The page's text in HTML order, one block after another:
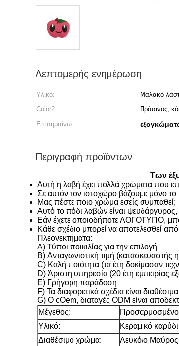
Λεπτομερής ενημέρωση
Υλικό: Μαλακό
Color2:
Πράσινος,
Επισημαίνω:
Περιγραφή προϊόντων
Των
Αυτή η λαβή έχει πολλά χρώματα που
Σε αυτόν τον ιστοχώρο βάζουμε μόνο το
Μας πέστε ποιο χρώμα εσείς συμπαθεί;
Αυτό το πόδι λαβών είναι
Εάν έχετε οποιοδήποτε ΛΟΓΟΤΥΠΟ,
Κάθε σχέδιο μπορεί να αποτελεσθεί
Πλεονεκτήματα:
A) Τύποι ποικιλίας για την επιλογή
B) Ανταγωνιστική τιμή
C) Καλή ποιότητα (τα έτη δοκίμασαν
D) Άριστη υπηρεσία (20 έτη εμπειρίας
E) Γρήγορη παράδοση
F) Τα διαφορετικά σχέδια είναι
G) Ο cOem, διαταγές ODM είναι
Μέγεθος:
Υλικό:
Κεραμικό
Διαθέσιμο χρώμα:
Λευκό/ο Μαύρος